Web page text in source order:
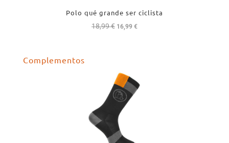
Polo qué grande ser ciclista
18,99€ El
18,99 €.
16,99 €El
Complementos